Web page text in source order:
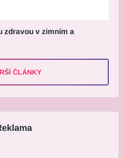
zdravou v zimním a
ČLÁNKY